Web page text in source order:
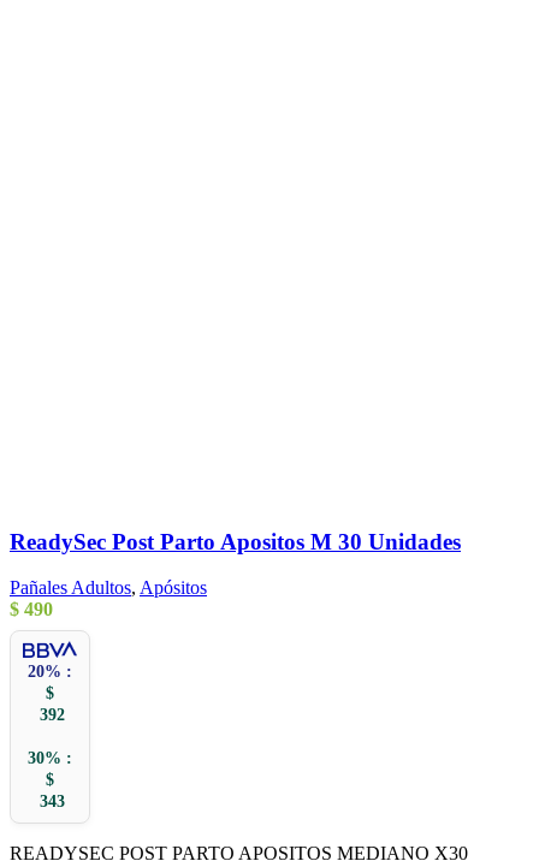
ReadySec Post Parto Apositos M 30 Unidades
Pañales Adultos, Apósitos
$ 490
20% :
$
392
30% :
$
343
READYSEC POST PARTO APOSITOS MEDIANO X30